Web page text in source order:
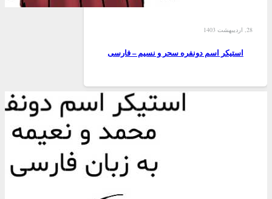
28, اردیبهشت 1403
استیکر اسم دونفره سحر و نسیم – فارسی